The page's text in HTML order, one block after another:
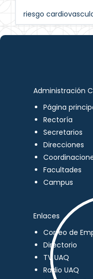
riesgo
Administración
Página
Rectoría
Secretarios
Direcciones
Facultades
Campus
Enlaces
Correo de
Directorio
TV UAQ
Radio UAQ